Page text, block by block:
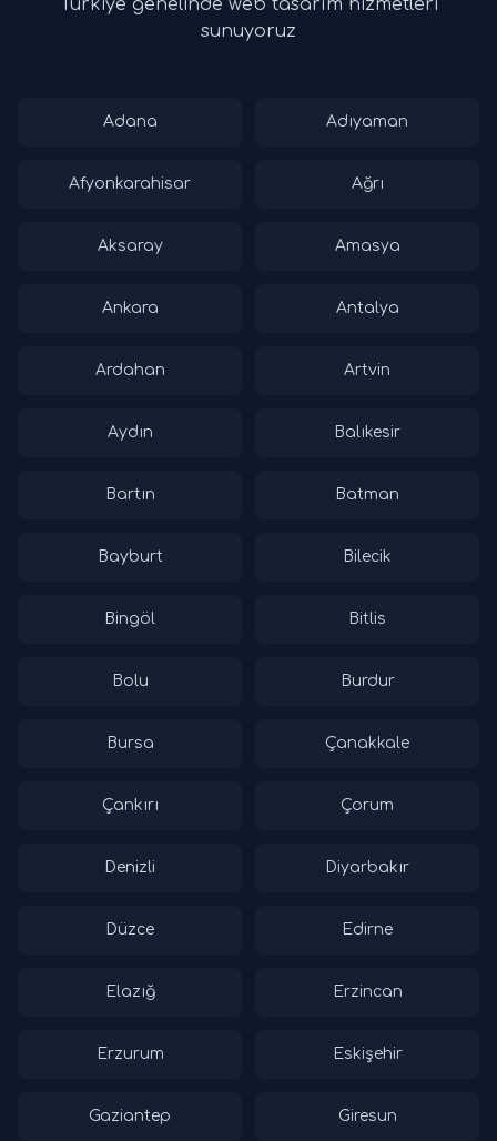
Türkiye genelinde web tasarım hizmetleri
sunuyoruz
Adana Adıyaman
Afyonkarahisar Ağrı
Aksaray Amasya
Ankara Antalya
Ardahan Artvin
Aydın Balıkesir
Bartın Batman
Bayburt Bilecik
Bingöl Bitlis
Bolu Burdur
Bursa Çanakkale
Çankırı Çorum
Denizli Diyarbakır
Düzce Edirne
Elazığ Erzincan
Erzurum Eskişehir
Gaziantep Giresun